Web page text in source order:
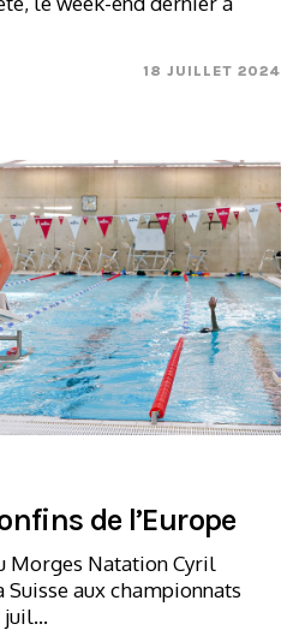
18 JUILLET 2024
de l’Europe
Morges Natation Cyril
aux championnats
juil...